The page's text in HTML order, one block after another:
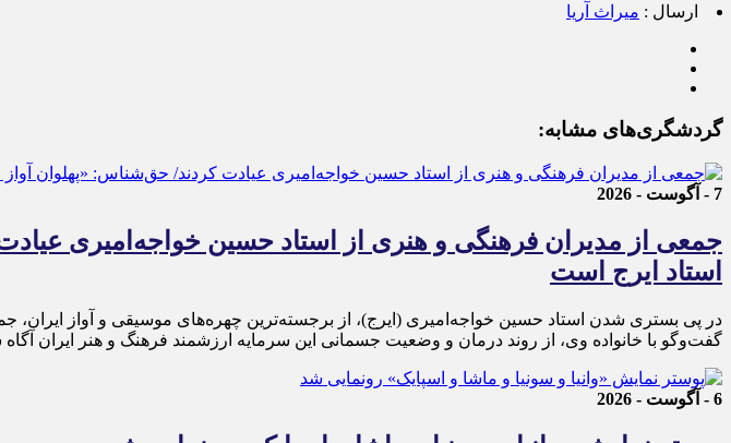
ارسال : میراث آریا
گردشگری‌های مشابه:
7 - آگوست - 2026
جمعی از مدیران فرهنگی و هنری از استاد حسین خواجه‌امیری
استاد ایرج است
در پی بستری شدن استاد حسین خواجه‌امیری (ایرج)، از برجسته‌ترین چهره‌های موسیقی و آواز ایران،
گفت‌وگو با خانواده وی، از روند درمان و وضعیت جسمانی این سرمایه ارزشمند فرهنگ و هنر ایران آگاه
6 - آگوست - 2026